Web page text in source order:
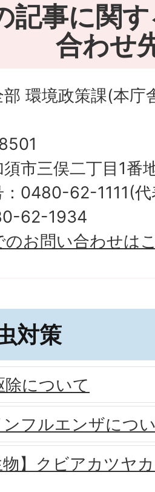
記事に関
合わせ
環境政策課(本庁
市三俣二丁目1番
：0480-62-1111(
62-1934
のお問い合わせは
対策
について
ンフルエンザにつ
物】クビアカツヤ